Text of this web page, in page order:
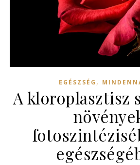
EGÉSZSÉG ,
A kloroplasztisz